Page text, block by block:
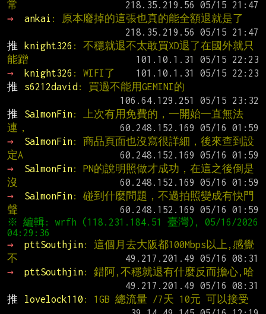
常
→
ankai : 原本廢掉的這張也真的能全額退就是了
推
knight326 : 不穩就退不太敢買XD退了在國外就只
能蹭
→
knight326 : WIFI了
推
s6212david : 買過不能用GEMINI的
推
SalmonFin: 上次有用免費的，一開始一直無法
連，
→
SalmonFin: 商品頁面也沒寫很詳細，後來查到設
定A
→
SalmonFin: PN的說明照做才成功，在這之後倒是
沒
→
SalmonFin: 碰到什麼問題，不過拍照變成有快門
聲
※ 編輯: wrfh (118.231.184.51 臺灣), 05/16/2026
→
pttSouthjin: 這個月去大阪都100Mbps以上,感覺
不
→
pttSouthjin: 錯阿,不穩就退有什麼反而擔心,哈
推
lovelock110 : 1GB 總流量 /7天 10元 可以接受